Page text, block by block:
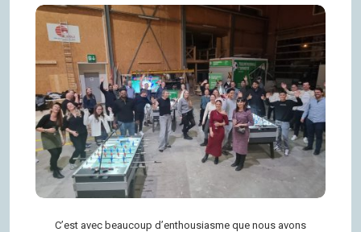
C’est avec beau­coup d’en­thou­siasme que nous avons